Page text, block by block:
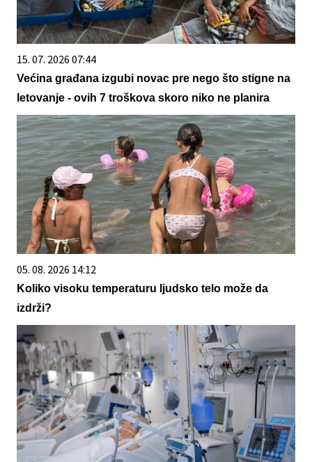
15. 07. 2026 07:44
Većina građana izgubi novac pre nego što stigne na
letovanje - ovih 7 troškova skoro niko ne planira
05. 08. 2026 14:12
Koliko visoku temperaturu ljudsko telo može da
izdrži?